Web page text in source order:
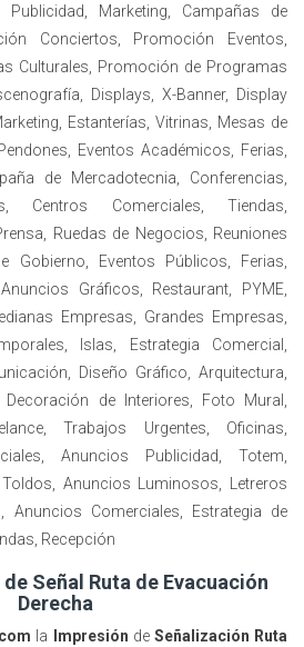
Publicidad, Marketing, Campañas de
Conciertos, Promoción Eventos,
Culturales, Promoción de Programas
Displays, X-Banner, Display
Estanterías, Vitrinas, Mesas de
Eventos Académicos, Ferias,
de Mercadotecnia, Conferencias,
Centros Comerciales, Tiendas,
Ruedas de Negocios, Reuniones
Gobierno, Eventos Públicos, Ferias,
Gráficos, Restaurant, PYME,
Empresas, Grandes Empresas,
Islas, Estrategia Comercial,
Diseño Gráfico, Arquitectura,
de Interiores, Foto Mural,
Trabajos Urgentes, Oficinas,
Anuncios Publicidad, Totem,
Toldos, Anuncios Luminosos, Letreros
Anuncios Comerciales, Estrategia de
Recepción
Señal Ruta de Evacuación
Derecha
la Impresión deSeñalización Ruta